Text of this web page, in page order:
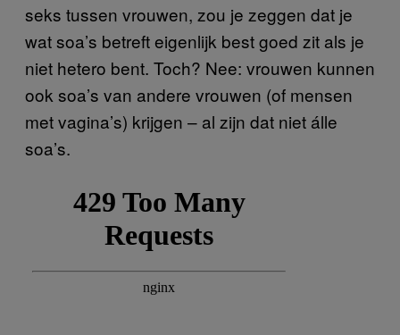
seks tussen vrouwen, zou je zeggen dat je
wat soa’s betreft eigenlijk best goed zit als je
niet hetero bent. Toch? Nee: vrouwen kunnen
ook soa’s van andere vrouwen (of mensen
met vagina’s) krijgen – al zijn dat niet álle
soa’s.